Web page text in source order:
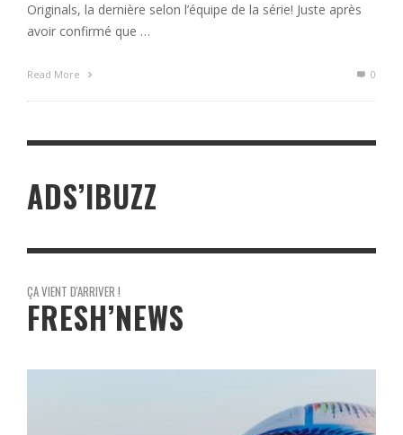
Originals, la dernière selon l’équipe de la série! Juste après
avoir confirmé que …
Read More 0
ADS’IBUZZ
ÇA VIENT D'ARRIVER !
FRESH’NEWS